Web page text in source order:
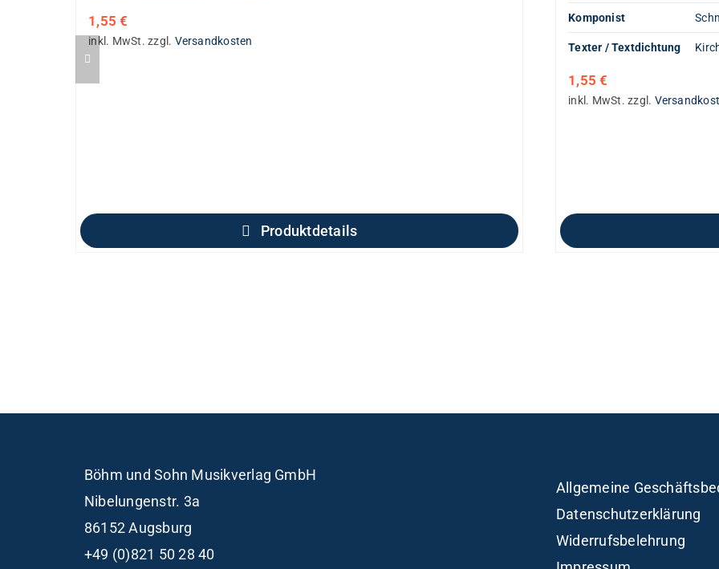
1,55€
inkl. MwSt. zzgl. Versandkosten
Produktdetails
Komponist
Texter / Textdichtung
1,55€
inkl. MwSt. zzgl.
Böhm und Sohn Musikverlag GmbH
Nibelungenstr. 3a
86152 Augsburg
+49 (0)821 50 28 40
Allgemeine
Datenschutzerklärung
Widerrufsbelehrung